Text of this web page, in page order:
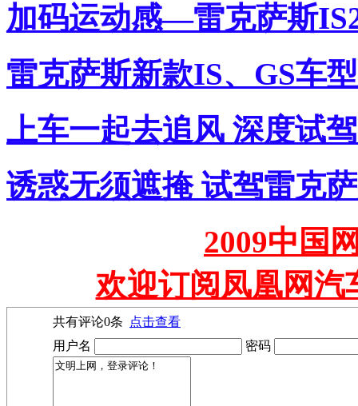
加码运动感—雷克萨斯
雷克萨斯新款IS、GS车
上车一起去追风 深度试
诱惑无须遮掩 试驾雷克
2009中国
欢迎订阅凤凰网汽
共有评论0条
点击查看
用户名
密码